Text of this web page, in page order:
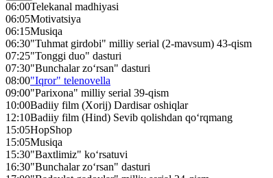
06:00Telekanal madhiyasi
06:05Motivatsiya
06:15Musiqa
06:30"Tuhmat girdobi" milliy serial (2-mavsum) 43-qism
07:25"Tonggi duo" dasturi
07:30"Bunchalar zo‘rsan" dasturi
08:00"Iqror" telenovella
09:00"Parixona" milliy serial 39-qism
10:00Badiiy film (Xorij) Dardisar oshiqlar
12:10Badiiy film (Hind) Sevib qolishdan qo‘rqmang
15:05HopShop
15:05Musiqa
15:30"Baxtlimiz" ko‘rsatuvi
16:30"Bunchalar zo‘rsan" dasturi